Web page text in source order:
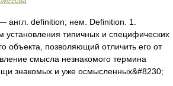
англ. definition; нем. Definition. 1.
установления типичных и специфических
объекта, позволяющий отличить его от
смысла незнакомого термина
знакомых и уже осмысленных&#8230;